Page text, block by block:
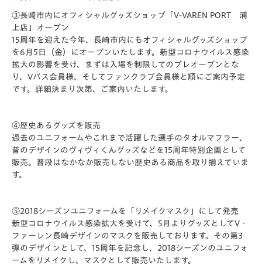
③長崎市内にオフィシャルグッズショップ「V-VAREN PORT 浦
上店」オープン
15周年を迎えた今年、長崎市内にもオフィシャルグッズショップ
を6月5日（金）にオープンいたします。新型コロナウイルス感染
拡大の影響を受け、まずは入場を制限してのプレオープンとな
り、Vパス会員様、そしてファンクラブ会員様と順にご案内予定
です。詳細決まり次第、ご案内いたします。
④歴史あるグッズを販売
過去のユニフォームやこれまで活躍した選手のタオルマフラー、
昔のデザインのヴィヴィくんグッズなどを15周年特別企画として
販売。普段はなかなか販売しない歴史ある商品を取り揃えていま
す。
⑤2018シーズンユニフォームを「リメイクマスク」にして発売
新型コロナウイルス感染拡大を受けて、5月よりグッズとしてV・
ファーレン長崎デザインのマスクを販売しております。その第3
弾のデザインとして、15周年を記念し、2018シーズンのユニフォ
ームをリメイクし、マスクとして販売いたします。